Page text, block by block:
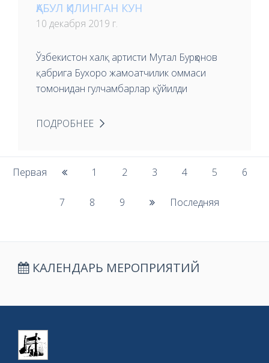
ҚАБУЛ ҚИЛИНГАН КУН
10 декабря 2019 г.
Ўзбекистон халқ артисти Мутал Бурҳонов
қабрига Бухоро жамоатчилик оммаси
томонидан гулчамбарлар қўйилди
ПОДРОБНЕЕ
Первая 1 2 3 4 5 6
7 8 9 Последняя
КАЛЕНДАРЬ МЕРОПРИЯТИЙ